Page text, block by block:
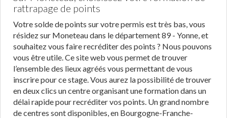
rattrapage de points
Votre solde de points sur votre permis est très bas, vous
résidez sur Moneteau dans le département 89 - Yonne, et
souhaitez vous faire recréditer des points ? Nous pouvons
vous être utile. Ce site web vous permet de trouver
l’ensemble des lieux agréés vous permettant de vous
inscrire pour ce stage. Vous aurez la possibilité de trouver
en deux clics un centre organisant une formation dans un
délai rapide pour recréditer vos points. Un grand nombre
de centres sont disponibles, en Bourgogne-Franche-